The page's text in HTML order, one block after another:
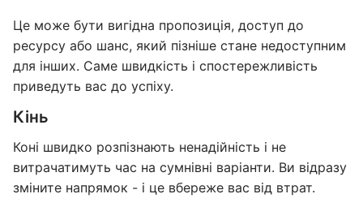
Це може бути вигідна пропозиція, доступ до
ресурсу або шанс, який пізніше стане недоступним
для інших. Саме швидкість і спостережливість
приведуть вас до успіху.
Кінь
Коні швидко розпізнають ненадійність і не
витрачатимуть час на сумнівні варіанти. Ви відразу
зміните напрямок - і це вбереже вас від втрат.